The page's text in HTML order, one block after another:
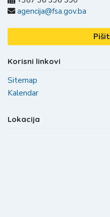
agencija@fsa.gov.ba
Korisni linkovi
Sitemap
Kalendar
Lokacija